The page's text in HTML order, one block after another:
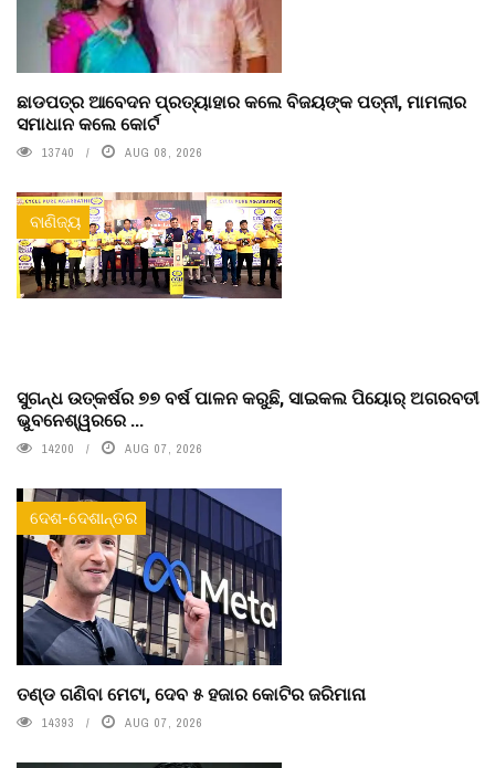
ଛାଡପତ୍ର ଆବେଦନ ପ୍ରତ୍ୟାହାର କଲେ ବିଜୟଙ୍କ ପତ୍ନୀ, ମାମଲାର
ସମାଧାନ କଲେ କୋର୍ଟ
13740 AUG 08, 2026
ବାଣିଜ୍ୟ
ସୁଗନ୍ଧ ଉତ୍କର୍ଷର ୭୭ ବର୍ଷ ପାଳନ କରୁଛି, ସାଇକଲ ପିୟୋର୍‌ ଅଗରବତୀ
ଭୁବନେଶ୍ୱରରେ ...
14200 AUG 07, 2026
ଦେଶ-ଦେଶାନ୍ତର
ତଣ୍ଡ ଗଣିବା ମେଟା, ଦେବ ୫ ହଜାର କୋଟିର ଜରିମାନା
14393 AUG 07, 2026